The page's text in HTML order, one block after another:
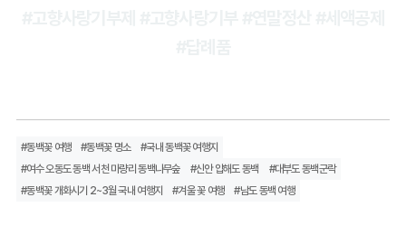
#동백꽃 여행 #동백꽃 명소
#국내 동백꽃 여행지
#여수 오동도 동백 서천 마량리 동백나무숲
#신안 압해도 동백
#대부도 동백군락
#동백꽃 개화시기 2~3월 국내 여행지
#겨울 꽃 여행 #남도 동백 여행